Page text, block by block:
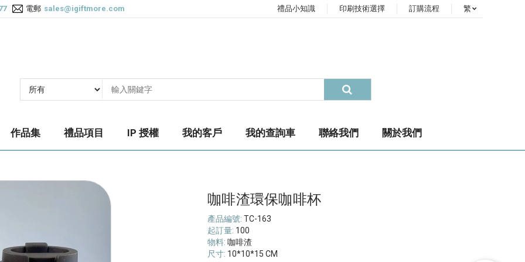
電郵 sales@igiftmore.com 禮品小知識 印刷技術選擇 訂購流程 繁
作品集 禮品項目 IP 授權 我的客戶 我的查詢車 聯絡我們 關於我們
咖啡渣環保咖啡杯
產品編號: TC-163
起訂量: 100
物料: 咖啡渣
尺寸: 10*10*15 CM